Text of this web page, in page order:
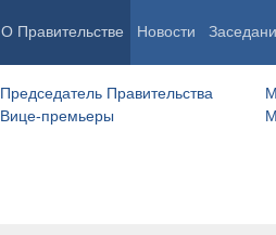
О Правительстве Новости
Председатель Правительства
Вице-премьеры